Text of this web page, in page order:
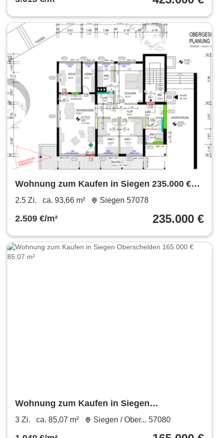
Wohnung zum Kaufen in Siegen 235.000 €
93.66 m²
2.5 Zi. ca. 93,66 m² Siegen 57078
2.509 €/m² 235.000 €
Wohnung zum Kaufen in Siegen
Oberschelden 165.000 € 85.07 m²
3 Zi. ca. 85,07 m² Siegen / Ober... 57080